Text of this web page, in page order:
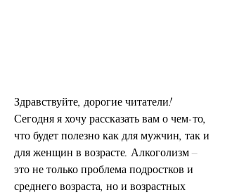
Здравствуйте, дорогие читатели!
Сегодня я хочу рассказать вам о чем-то,
что будет полезно как для мужчин, так и
для женщин в возрасте. Алкоголизм –
это не только проблема подростков и
среднего возраста, но и возрастных